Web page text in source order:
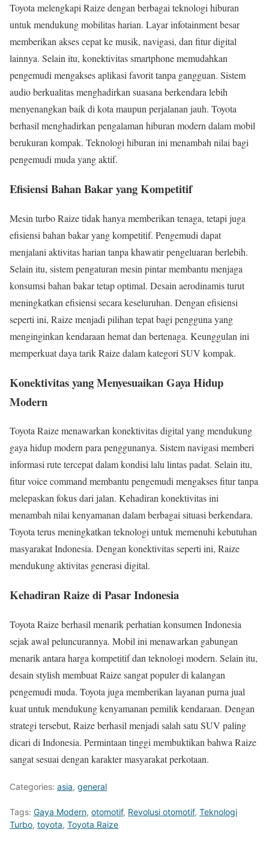
Toyota melengkapi Raize dengan berbagai teknologi hiburan
untuk mendukung mobilitas harian. Layar infotainment besar
memberikan akses cepat ke musik, navigasi, dan fitur digital
lainnya. Selain itu, konektivitas smartphone memudahkan
pengemudi mengakses aplikasi favorit tanpa gangguan. Sistem
audio berkualitas menghadirkan suasana berkendara lebih
menyenangkan baik di kota maupun perjalanan jauh. Toyota
berhasil menghadirkan pengalaman hiburan modern dalam mobil
berukuran kompak. Teknologi hiburan ini menambah nilai bagi
pengemudi muda yang aktif.
Efisiensi Bahan Bakar yang Kompetitif
Mesin turbo Raize tidak hanya memberikan tenaga, tetapi juga
efisiensi bahan bakar yang kompetitif. Pengemudi dapat
menjalani aktivitas harian tanpa khawatir pengeluaran berlebih.
Selain itu, sistem pengaturan mesin pintar membantu menjaga
konsumsi bahan bakar tetap optimal. Desain aerodinamis turut
meningkatkan efisiensi secara keseluruhan. Dengan efisiensi
seperti ini, Raize menjadi pilihan tepat bagi pengguna yang
menginginkan kendaraan hemat dan bertenaga. Keunggulan ini
memperkuat daya tarik Raize dalam kategori SUV kompak.
Konektivitas yang Menyesuaikan Gaya Hidup
Modern
Toyota Raize menawarkan konektivitas digital yang mendukung
gaya hidup modern para penggunanya. Sistem navigasi memberi
informasi rute tercepat dalam kondisi lalu lintas padat. Selain itu,
fitur voice command membantu pengemudi mengakses fitur tanpa
melepaskan fokus dari jalan. Kehadiran konektivitas ini
menambah nilai kenyamanan dalam berbagai situasi berkendara.
Toyota terus meningkatkan teknologi untuk memenuhi kebutuhan
masyarakat Indonesia. Dengan konektivitas seperti ini, Raize
mendukung aktivitas generasi digital.
Kehadiran Raize di Pasar Indonesia
Toyota Raize berhasil menarik perhatian konsumen Indonesia
sejak awal peluncurannya. Mobil ini menawarkan gabungan
menarik antara harga kompetitif dan teknologi modern. Selain itu,
desain stylish membuat Raize sangat populer di kalangan
pengemudi muda. Toyota juga memberikan layanan purna jual
kuat untuk mendukung kenyamanan pemilik kendaraan. Dengan
strategi tersebut, Raize berhasil menjadi salah satu SUV paling
dicari di Indonesia. Permintaan tinggi membuktikan bahwa Raize
sangat sesuai dengan karakter masyarakat perkotaan.
Categories: asia, general
Tags: Gaya Modern, otomotif, Revolusi otomotif, Teknologi
Turbo, toyota, Toyota Raize